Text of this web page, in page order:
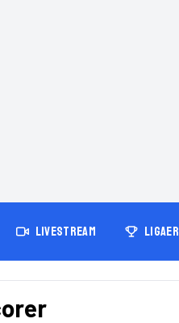
LIVESTREAM LIGAER